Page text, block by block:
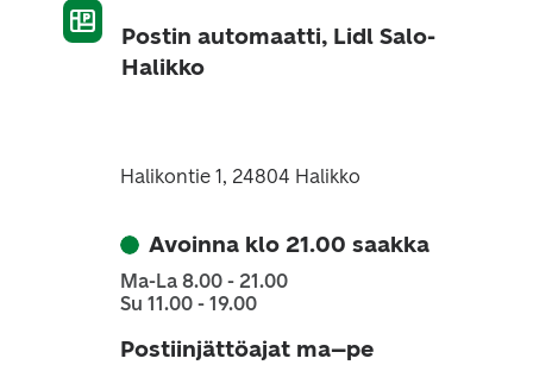
Postin automaatti, Lidl Salo-
Halikko
Halikontie 1, 24804 Halikko
Avoinna klo 21.00 saakka
Ma-La 8.00 - 21.00
Su 11.00 - 19.00
Postiinjättöajat ma–pe